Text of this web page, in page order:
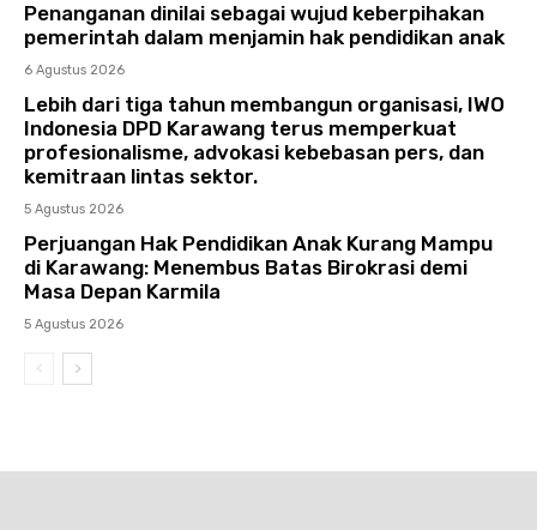
Penanganan dinilai sebagai wujud keberpihakan
pemerintah dalam menjamin hak pendidikan anak
6 Agustus 2026
Lebih dari tiga tahun membangun organisasi, IWO
Indonesia DPD Karawang terus memperkuat
profesionalisme, advokasi kebebasan pers, dan
kemitraan lintas sektor.
5 Agustus 2026
Perjuangan Hak Pendidikan Anak Kurang Mampu
di Karawang: Menembus Batas Birokrasi demi
Masa Depan Karmila
5 Agustus 2026